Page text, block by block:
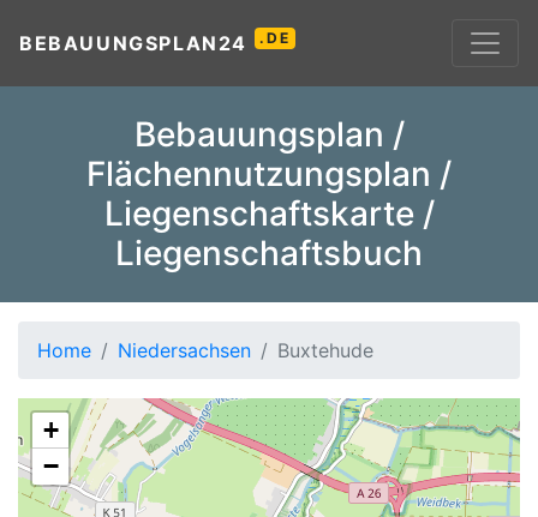
BEBAUUNGSPLAN24 .DE
Bebauungsplan /
Flächennutzungsplan /
Liegenschaftskarte /
Liegenschaftsbuch
Home Niedersachsen Buxtehude
+
−